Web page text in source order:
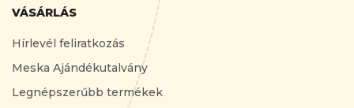
VÁSÁRLÁS
Hírlevél feliratkozás
Meska Ajándékutalvány
Legnépszerűbb termékek